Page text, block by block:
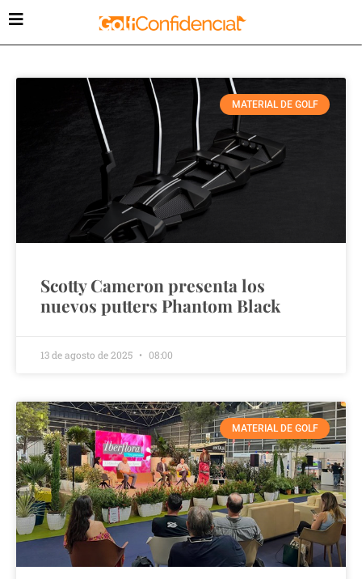
MATERIAL DE GOLF
Scotty Cameron presenta los
nuevos putters Phantom Black
13 de agosto de 2025 08:00
MATERIAL DE GOLF